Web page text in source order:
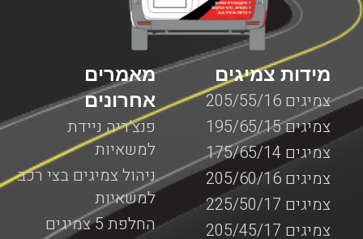
מאמרים
אחרונים
פנצ’ריה ניידת
למשאיות
ניהול צמיגים בצי רכב
למשאיות
החלפת 5 צמיגים
מידות צמיגים
צמיגים 205/55/16
צמיגים 195/65/15
צמיגים 175/65/14
צמיגים 205/60/16
צמיגים 225/50/17
צמיגים 205/45/17